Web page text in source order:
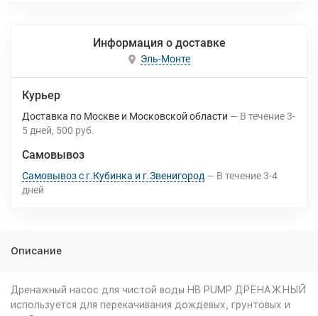
Информация о доставке
Эль-Монте
Курьер
Доставка по Москве и Московской области В течение3-
5 дней 500 руб.
Самовывоз
Самовывоз с г.Кубинка и г.Звенигород В течение3-4
дней
Описание
Дренажный насос для чистой воды HB PUMP ДРЕНАЖНЫЙ
используется для перекачивания дождевых, грунтовых и